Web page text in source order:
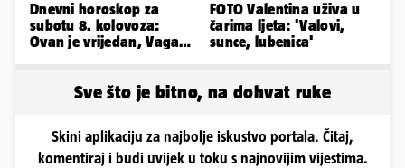
Dnevni horoskop za
subotu 8. kolovoza:
Ovan je vrijedan, Vaga
FOTO Valentina uživa u
čarima ljeta: 'Valovi,
sunce, lubenica'
Sve što je bitno, na dohvat ruke
Skini aplikaciju za najbolje iskustvo portala. Čitaj,
komentiraj i budi uvijek u toku s najnovijim vijestima.